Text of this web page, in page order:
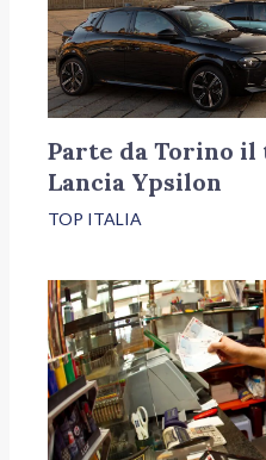
Parte da Torino
Lancia Ypsilon
TOP ITALIA